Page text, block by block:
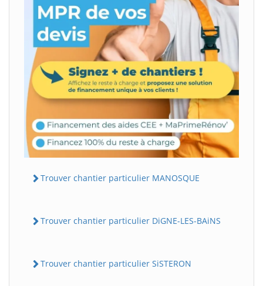
Trouver chantier particulier MANOSQUE
Trouver chantier particulier DiGNE-LES-BAiNS
Trouver chantier particulier SiSTERON